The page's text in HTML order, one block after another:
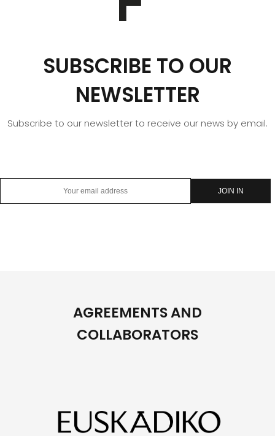
SUBSCRIBE TO OUR
NEWSLETTER
Subscribe to our newsletter to receive our news by email.
AGREEMENTS AND
COLLABORATORS